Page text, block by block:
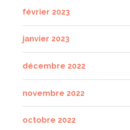
février 2023
janvier 2023
décembre 2022
novembre 2022
octobre 2022